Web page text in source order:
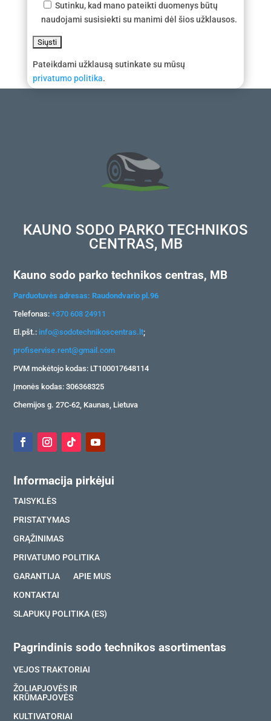
Sutinku, kad mano pateikti duomenys būtų
naudojami susisiekti su manimi dėl šios užklausos.
Pateikdami užklausą sutinkate su mūsų
privatumo politika.
KAUNO SODO PARKO TECHNIKOS
CENTRAS, MB
Kauno sodo parko technikos centras, MB
Parduotuvės adresas: Raudondvario pl.96
Telefonas:+370 608 24911
El.pšt.: info@sodotechnikoscentras.lt;
profiservise.rent@gmail.com
PVM mokėtojo kodas: LT100017648114
Įmonės kodas: 306368325
Chemijos g. 27C-62, Kaunas, Lietuva
Informacija pirkėjui
TAISYKLĖS
PRISTATYMAS
GRĄŽINIMAS
PRIVATUMO POLITIKA
GARANTIJA
APIE MUS
KONTAKTAI
SLAPUKŲ POLITIKA (ES)
Pagrindinis sodo technikos asortimentas
VEJOS TRAKTORIAI
ŽOLIAPJOVĖS IR
KRŪMAPJOVĖS
KULTIVATORIAI